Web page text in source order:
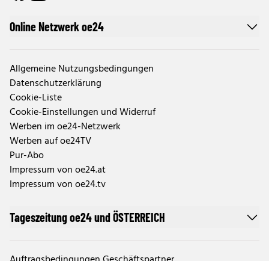
Online Netzwerk oe24
Allgemeine Nutzungsbedingungen
Datenschutzerklärung
Cookie-Liste
Cookie-Einstellungen und Widerruf
Werben im oe24-Netzwerk
Werben auf oe24TV
Pur-Abo
Impressum von oe24.at
Impressum von oe24.tv
Tageszeitung oe24 und ÖSTERREICH